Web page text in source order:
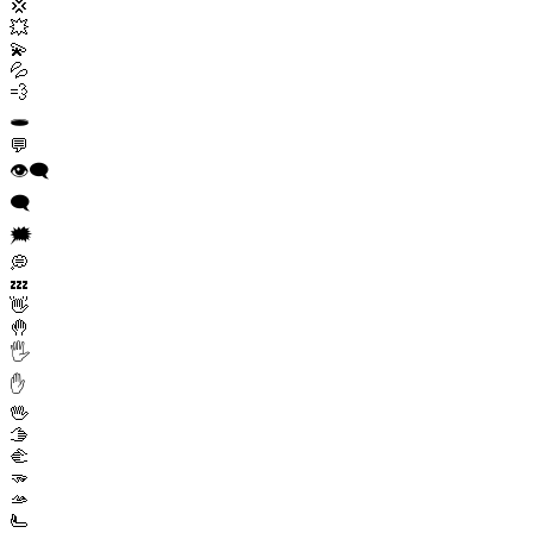
💢
💥
💫
💦
💨
🕳️
💬
👁️‍🗨️
🗨️
🗯️
💭
💤
👋
🤚
🖐️
✋
🖖
🫱
🫲
🫳
🫴
🫷